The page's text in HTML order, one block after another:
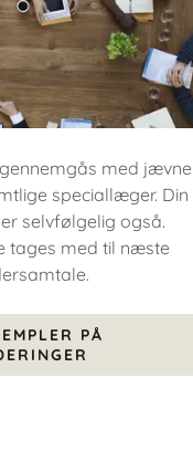
med jævne
speciallæger. Din
selvfølgelig også.
tages med til næste
PÅ